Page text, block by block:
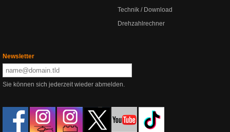
Technik / Download
Drehzahlrechner
Newsletter
Sie können sich jederzeit wieder abmelden.